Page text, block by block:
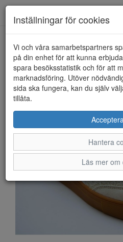
HEM DUFFY
Inställningar för cookies
Vi och våra samarbetspartners
på din enhet för att kunna
spara besöksstatistik och för att
marknadsföring. Utöver
sida ska fungera, kan du själv
tillåta.
Hantera
Läs mer om